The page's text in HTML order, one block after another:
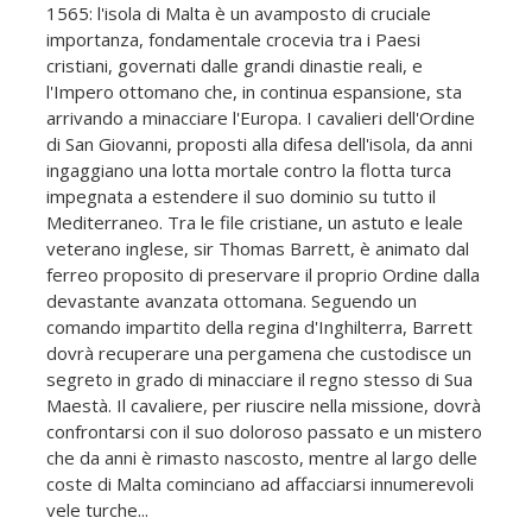
1565: l'isola di Malta è un avamposto di cruciale
importanza, fondamentale crocevia tra i Paesi
cristiani, governati dalle grandi dinastie reali, e
l'Impero ottomano che, in continua espansione, sta
arrivando a minacciare l'Europa. I cavalieri dell'Ordine
di San Giovanni, proposti alla difesa dell'isola, da anni
ingaggiano una lotta mortale contro la flotta turca
impegnata a estendere il suo dominio su tutto il
Mediterraneo. Tra le file cristiane, un astuto e leale
veterano inglese, sir Thomas Barrett, è animato dal
ferreo proposito di preservare il proprio Ordine dalla
devastante avanzata ottomana. Seguendo un
comando impartito della regina d'Inghilterra, Barrett
dovrà recuperare una pergamena che custodisce un
segreto in grado di minacciare il regno stesso di Sua
Maestà. Il cavaliere, per riuscire nella missione, dovrà
confrontarsi con il suo doloroso passato e un mistero
che da anni è rimasto nascosto, mentre al largo delle
coste di Malta cominciano ad affacciarsi innumerevoli
vele turche...